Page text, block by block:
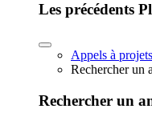
Les précédents
Appels à projets
Rechercher un
Rechercher un